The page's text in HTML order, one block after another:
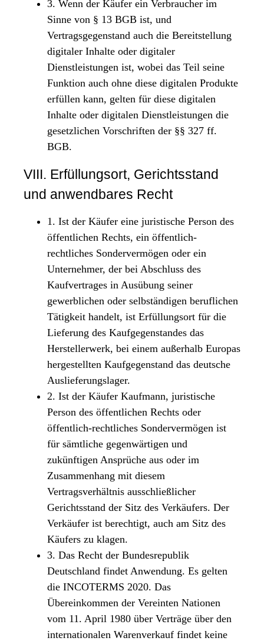
3. Wenn der Käufer ein Verbraucher im
Sinne von § 13 BGB ist, und
Vertragsgegenstand auch die Bereitstellung
digitaler Inhalte oder digitaler
Dienstleistungen ist, wobei das Teil seine
Funktion auch ohne diese digitalen Produkte
erfüllen kann, gelten für diese digitalen
Inhalte oder digitalen Dienstleistungen die
gesetzlichen Vorschriften der §§ 327 ff.
BGB.
VIII. Erfüllungsort, Gerichtsstand
und anwendbares Recht
1. Ist der Käufer eine juristische Person des
öffentlichen Rechts, ein öffentlich-
rechtliches Sondervermögen oder ein
Unternehmer, der bei Abschluss des
Kaufvertrages in Ausübung seiner
gewerblichen oder selbständigen beruflichen
Tätigkeit handelt, ist Erfüllungsort für die
Lieferung des Kaufgegenstandes das
Herstellerwerk, bei einem außerhalb Europas
hergestellten Kaufgegenstand das deutsche
Auslieferungslager.
2. Ist der Käufer Kaufmann, juristische
Person des öffentlichen Rechts oder
öffentlich-rechtliches Sondervermögen ist
für sämtliche gegenwärtigen und
zukünftigen Ansprüche aus oder im
Zusammenhang mit diesem
Vertragsverhältnis ausschließlicher
Gerichtsstand der Sitz des Verkäufers. Der
Verkäufer ist berechtigt, auch am Sitz des
Käufers zu klagen.
3. Das Recht der Bundesrepublik
Deutschland findet Anwendung. Es gelten
die INCOTERMS 2020. Das
Übereinkommen der Vereinten Nationen
vom 11. April 1980 über Verträge über den
internationalen Warenverkauf findet keine